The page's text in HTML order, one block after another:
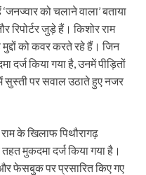
को चलाने वाला’ बताया
रिपोर्टर जुड़े हैं। किशोर राम
को कवर करते रहे हैं। जिन
किया गया है, उनमें पीड़ितों
सुस्ती पर सवाल उठाते हुए नजर
के खिलाफ पिथौरागढ़
मुकदमा दर्ज किया गया है।
फेसबुक पर प्रसारित किए गए